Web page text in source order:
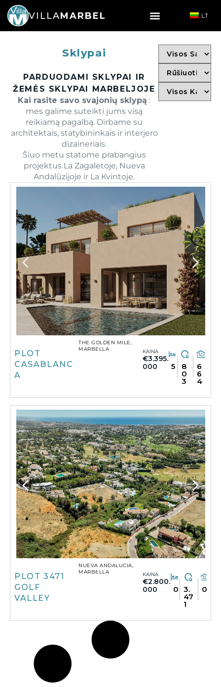
VILLAMARBEL LT
Sklypai
PARDUODAMI SKLYPAI IR
ŽEMĖS SKLYPAI MARBELJOJE
Kai rasite savo svajonių sklypą :
mes galime suteikti jums visą
reikiamą pagalbą. Dirbame su
architektais, statybininkais ir interjero
dizaineriais.
Šiuo metu statome prabangius
projektus La Zagaletoje, Nueva
Andalūzijoje ir La Kvintoje.
PLOT
CASABLANC
A
THE GOLDEN MILE,
MARBELLA
KAINA
€3.395.
000
5 8
0
3
6
6
4
PLOT 3471
GOLF
VALLEY
NUEVA ANDALUCIA,
MARBELLA
KAINA
€2.800.
000
0 3.
47
1
0